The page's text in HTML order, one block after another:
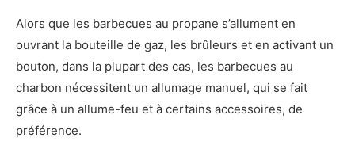
Alors que les barbecues au propane s’allument en
ouvrant la bouteille de gaz, les brûleurs et en activant un
bouton, dans la plupart des cas, les barbecues au
charbon nécessitent un allumage manuel, qui se fait
grâce à un allume-feu et à certains accessoires, de
préférence.